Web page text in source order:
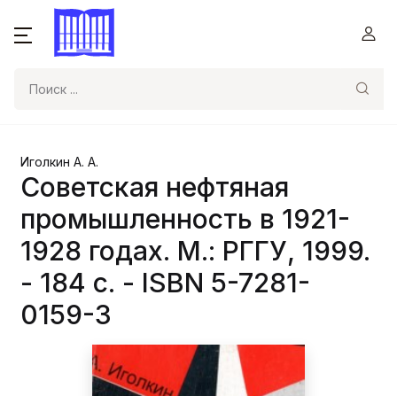
Иголкин А. А.
Советская нефтяная
промышленность в 1921-
1928 годах. М.: РГГУ, 1999.
- 184 с. - ISBN 5-7281-
0159-3